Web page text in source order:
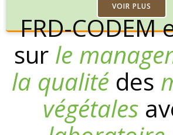
VOIR PLUS
FRD-CODEM
sur le
la qualité des
végétales